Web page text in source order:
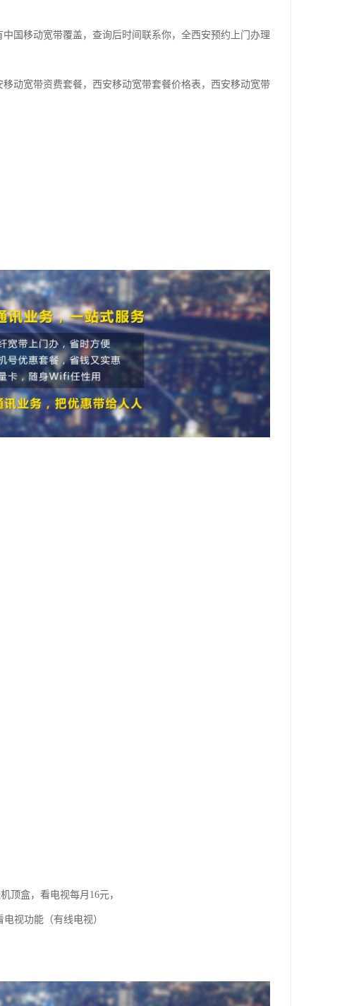
国移动宽带覆盖，查询后时间联系你，全西安预约上门办理
动宽带资费套餐，西安移动宽带套餐价格表，西安移动宽带
顶盒，看电视每月16元，
视功能（有线电视）